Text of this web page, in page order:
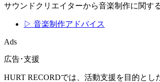
サウンドクリエイターから音楽制作に関す
▷ 音楽制作アドバイス
Ads
広告･支援
HURT RECORDでは、活動支援を目的と